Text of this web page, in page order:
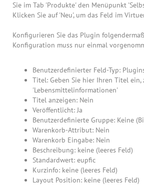
Sie im Tab 'Produkte' den Menüpunkt
Klicken Sie auf 'Neu', um das Feld im
Konfigurieren Sie das Plugin
Konfiguration muss nur einmal
Benutzerdefinierter Feld-Typ:
Titel: Geben Sie hier Ihren Titel ein,
'Lebensmittelinformationen'
Titel anzeigen: Nein
Veröffentlicht: Ja
Benutzerdefinierte Gruppe: Keine
Warenkorb-Attribut: Nein
Warenkorb Eingabe: Nein
Beschreibung: keine (leeres Feld)
Standardwert: eupfic
Kurzinfo: keine (leeres Feld)
Layout Position: keine (leeres Feld)